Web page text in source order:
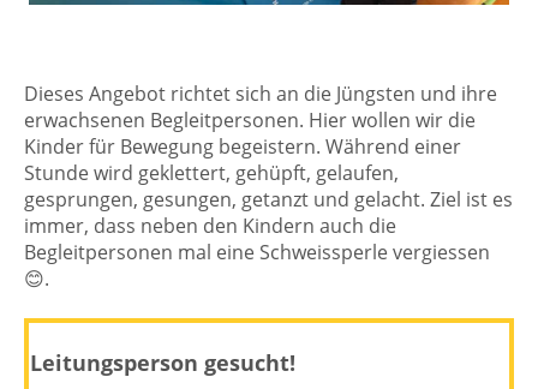
Dieses Angebot richtet sich an die Jüngsten und ihre
erwachsenen Begleitpersonen. Hier wollen wir die
Kinder für Bewegung begeistern. Während einer
Stunde wird geklettert, gehüpft, gelaufen,
gesprungen, gesungen, getanzt und gelacht. Ziel ist es
immer, dass neben den Kindern auch die
Begleitpersonen mal eine Schweissperle vergiessen
😊.
Leitungsperson gesucht!